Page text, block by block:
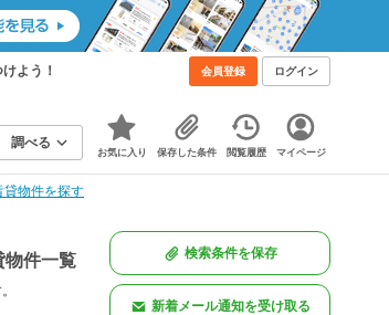
よう！ 会員登録 ログイン
調べる
お気に入り 保存した条件 閲覧履歴 マイページ
貸物件を探す
物件一覧 検索条件を保存
新着メール通知を受け取る